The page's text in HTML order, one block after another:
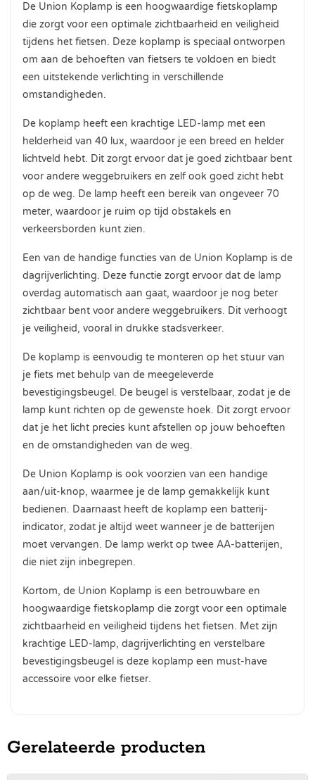
De Union Koplamp is een hoogwaardige fietskoplamp
die zorgt voor een optimale zichtbaarheid en veiligheid
tijdens het fietsen. Deze koplamp is speciaal ontworpen
om aan de behoeften van fietsers te voldoen en biedt
een uitstekende verlichting in verschillende
omstandigheden.
De koplamp heeft een krachtige LED-lamp met een
helderheid van 40 lux, waardoor je een breed en helder
lichtveld hebt. Dit zorgt ervoor dat je goed zichtbaar bent
voor andere weggebruikers en zelf ook goed zicht hebt
op de weg. De lamp heeft een bereik van ongeveer 70
meter, waardoor je ruim op tijd obstakels en
verkeersborden kunt zien.
Een van de handige functies van de Union Koplamp is de
dagrijverlichting. Deze functie zorgt ervoor dat de lamp
overdag automatisch aan gaat, waardoor je nog beter
zichtbaar bent voor andere weggebruikers. Dit verhoogt
je veiligheid, vooral in drukke stadsverkeer.
De koplamp is eenvoudig te monteren op het stuur van
je fiets met behulp van de meegeleverde
bevestigingsbeugel. De beugel is verstelbaar, zodat je de
lamp kunt richten op de gewenste hoek. Dit zorgt ervoor
dat je het licht precies kunt afstellen op jouw behoeften
en de omstandigheden van de weg.
De Union Koplamp is ook voorzien van een handige
aan/uit-knop, waarmee je de lamp gemakkelijk kunt
bedienen. Daarnaast heeft de koplamp een batterij-
indicator, zodat je altijd weet wanneer je de batterijen
moet vervangen. De lamp werkt op twee AA-batterijen,
die niet zijn inbegrepen.
Kortom, de Union Koplamp is een betrouwbare en
hoogwaardige fietskoplamp die zorgt voor een optimale
zichtbaarheid en veiligheid tijdens het fietsen. Met zijn
krachtige LED-lamp, dagrijverlichting en verstelbare
bevestigingsbeugel is deze koplamp een must-have
accessoire voor elke fietser.
Gerelateerde producten